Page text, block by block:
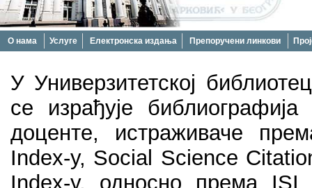
О нама Услуге Електронска издања Препоручени линкови
У Универзитетској
се израђује
доценте, истраживаче
Index-у, Social Science
Index-у, односно према ISI